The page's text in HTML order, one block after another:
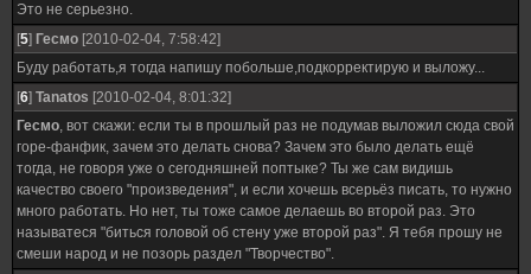
Это не серьезно.
[5] Гесмо [2010-02-04, 7:58:42]
Буду работать,я тогда напишу побольше,подкорректирую и выложу...
[6] Tanatos [2010-02-04, 8:01:32]
Гесмо, вот скажи: если ты в прошлый раз не подумав выложил сюда свой
горе-фанфик, зачем это делать снова? Зачем это было делать ещё
тогда, не говоря уже о сегодняшней поптыке? Ты же сам видишь
качество своего "произведения", и если хочешь всерьёз писать, то нужно
много работать. Но нет, ты тоже самое делаешь во второй раз. Это
называтеся "биться головой об стену уже второй раз". Я тебя прошу не
смеши народ и не позорь раздел "Творчество".